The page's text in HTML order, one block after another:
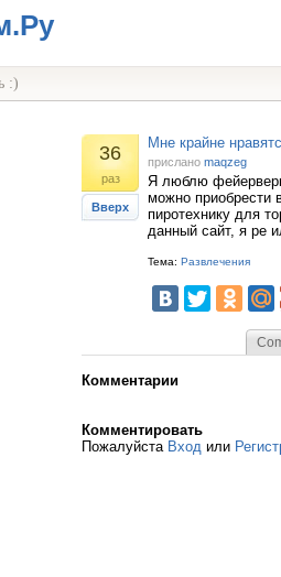
:)
36
раз
Вверх
Мне крайне
прислано maqzeg
Я люблю
можно приобрести
пиротехнику для
данный сайт, я ре
Тема: Развлечения
Комментарии
Комментировать
Пожалуйста Вход или